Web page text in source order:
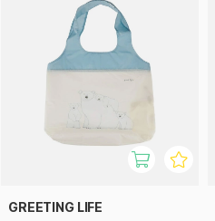
GREETING LIFE